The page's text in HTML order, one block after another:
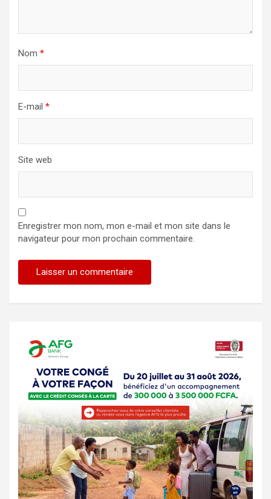
Nom *
E-mail *
Site web
Enregistrer mon nom, mon e-mail et mon site dans le
navigateur pour mon prochain commentaire.